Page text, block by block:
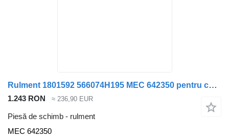
Rulment 1801592 566074H195 MEC 642350 pentru camion DAF CF65 XF105
1.243 RON ≈ 236,90 EUR
Piesă de schimb - rulment
MEC 642350